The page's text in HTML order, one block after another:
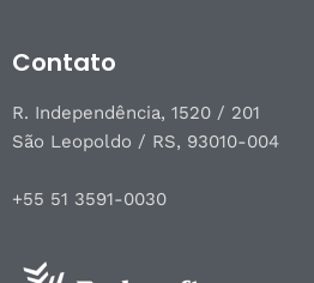
Contato
R. Independência, 1520 / 201
São Leopoldo / RS, 93010-004
+55 51 3591-0030